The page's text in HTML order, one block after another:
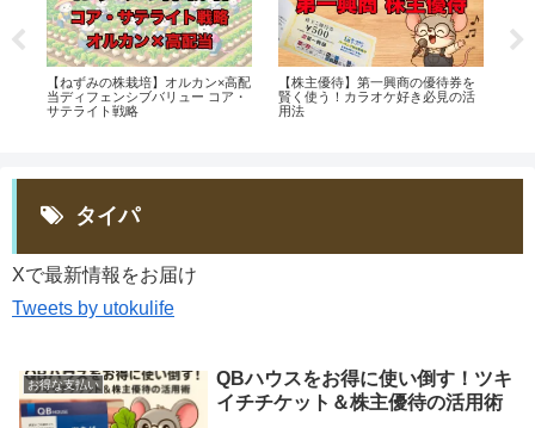
【ねずみの株栽培】オルカン×高配
当ディフェンシブバリュー コア・
サテライト戦略
【株主優待】第一興商の優待券を
賢く使う！カラオケ好き必見の活
用法
タイパ
Xで最新情報をお届け
Tweets by utokulife
お得な支払い
QBハウスをお得に使い倒す！ツキ
イチチケット＆株主優待の活用術